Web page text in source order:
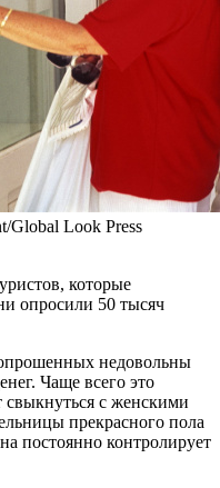
Global Look Press
которые
опросили 50 тысяч
недовольны
Чаще всего это
свыкнуться с женскими
прекрасного пола
постоянно контролирует